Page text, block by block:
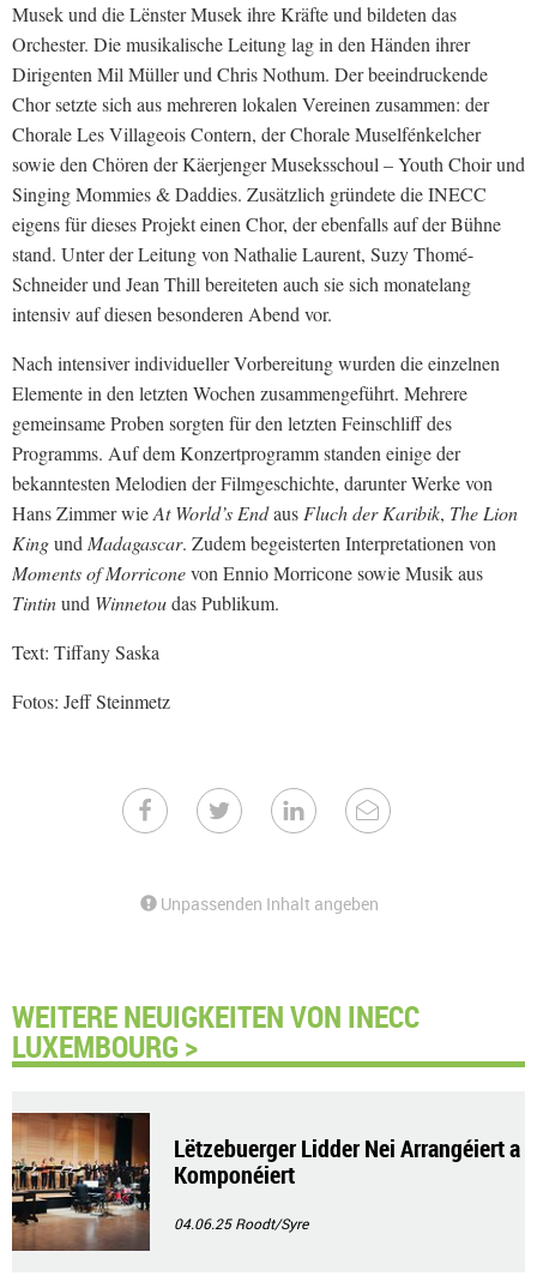
Musek und die Lënster Musek ihre Kräfte und bildeten das
Orchester. Die musikalische Leitung lag in den Händen ihrer
Dirigenten Mil Müller und Chris Nothum. Der beeindruckende
Chor setzte sich aus mehreren lokalen Vereinen zusammen: der
Chorale Les Villageois Contern, der Chorale Muselfénkelcher
sowie den Chören der Käerjenger Museksschoul – Youth Choir und
Singing Mommies & Daddies. Zusätzlich gründete die INECC
eigens für dieses Projekt einen Chor, der ebenfalls auf der Bühne
stand. Unter der Leitung von Nathalie Laurent, Suzy Thomé-
Schneider und Jean Thill bereiteten auch sie sich monatelang
intensiv auf diesen besonderen Abend vor.
Nach intensiver individueller Vorbereitung wurden die einzelnen
Elemente in den letzten Wochen zusammengeführt. Mehrere
gemeinsame Proben sorgten für den letzten Feinschliff des
Programms. Auf dem Konzertprogramm standen einige der
bekanntesten Melodien der Filmgeschichte, darunter Werke von
Hans Zimmer wieAt World’s EndausFluch der Karibik, The Lion
KingundMadagascar. Zudem begeisterten Interpretationen von
Moments of Morriconevon Ennio Morricone sowie Musik aus
Tintinund Winnetoudas Publikum.
Text: Tiffany Saska
Fotos: Jeff Steinmetz
Unpassenden Inhalt angeben
WEITERE NEUIGKEITEN VON INECC
LUXEMBOURG >
Lëtzebuerger Lidder Nei Arrangéiert a
Komponéiert
04.06.25Roodt/Syre